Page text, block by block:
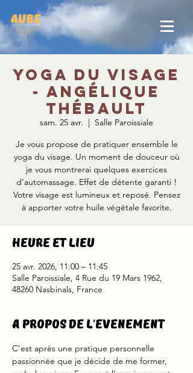
Yoga du visage
- Angélique
Thébault
sam. 25 avr.
  |
Salle Paroissiale
Je vous propose de pratiquer ensemble le
yoga du visage. Un moment de douceur où
je vous montrerai quelques exercices
d’automassage. Effet de détente garanti !
Votre visage est lumineux et reposé. Pensez
à apporter votre huile végétale favorite.
Heure et lieu
25 avr. 2026, 11:00 – 11:45
Salle Paroissiale, 4 Rue du 19 Mars 1962,
48260 Nasbinals, France
A propos de l'evenement
C’est après une pratique personnelle
passionnée que je décide de me former,